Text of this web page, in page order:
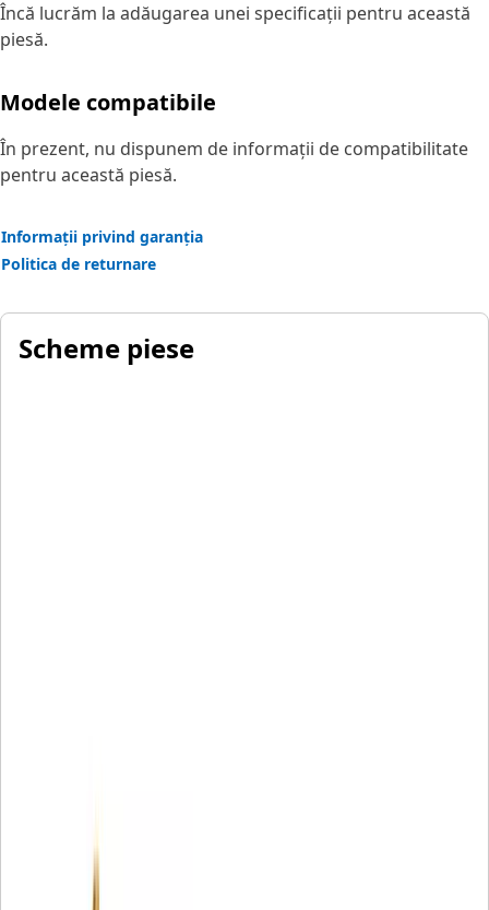
Încă lucrăm la adăugarea unei specificații pentru această
piesă.
Modele compatibile
În prezent, nu dispunem de informații de compatibilitate
pentru această piesă.
Informații privind garanția
Politica de returnare
Scheme piese